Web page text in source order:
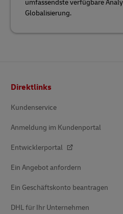
umfassendste verfügbare
Globalisierung.
Direktlinks
Kundenservice
Anmeldung im Kundenportal
Entwicklerportal
Ein Angebot anfordern
Ein Geschäftskonto beantragen
DHL für Ihr Unternehmen